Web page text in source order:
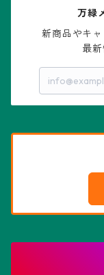
リザード・スキン兜
花園兜
エキノケレウス属
エキノプシス属
エリオシケ属
コノフィツム属
センナ属
パキポディウム属
水石・景石
万緑
新商品やキ
最